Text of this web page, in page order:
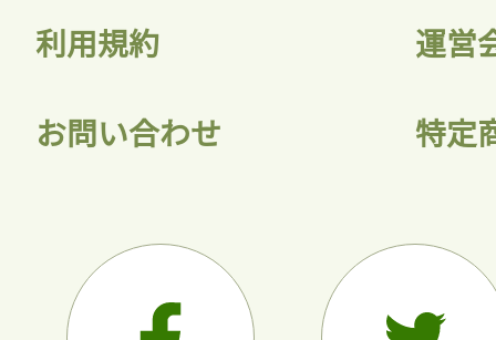
利用規約 運営
お問い合わせ 特定